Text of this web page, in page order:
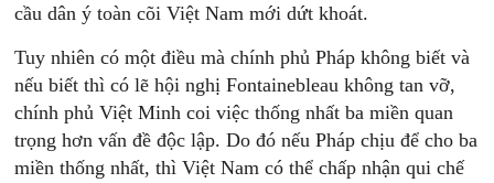
cầu dân ý toàn cõi Việt Nam mới dứt khoát.
Tuy nhiên có một điều mà chính phủ Pháp không biết và
nếu biết thì có lẽ hội nghị Fontainebleau không tan vỡ,
chính phủ Việt Minh coi việc thống nhất ba miền quan
trọng hơn vấn đề độc lập. Do đó nếu Pháp chịu để cho ba
miền thống nhất, thì Việt Nam có thể chấp nhận qui chế